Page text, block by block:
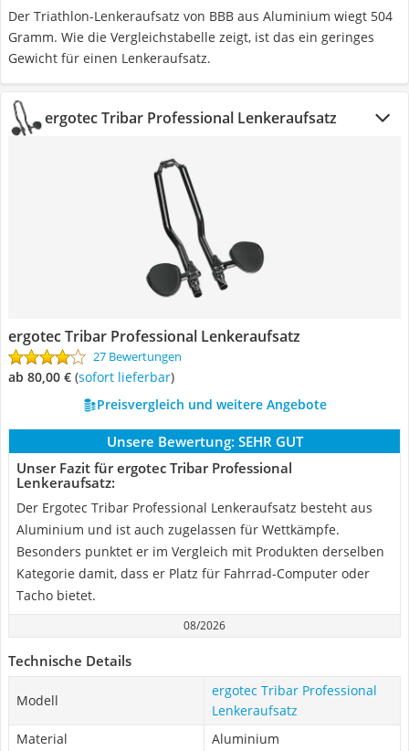
Der Triathlon-Lenkeraufsatz von BBB aus Aluminium wiegt 504
Gramm. Wie die Vergleichstabelle zeigt, ist das ein geringes
Gewicht für einen Lenkeraufsatz.
ergotec Tribar Professional Lenkeraufsatz
ergotec Tribar Professional Lenkeraufsatz
27 Bewertungen
ab 80,00 € ( Sofort lieferbar)
Preisvergleich und weitere Angebote
Unsere Bewertung: SEHR GUT
Unser Fazit für ergotec Tribar Professional
Lenkeraufsatz:
Der Ergotec Tribar Professional Lenkeraufsatz besteht aus
Aluminium und ist auch zugelassen für Wettkämpfe.
Besonders punktet er im Vergleich mit Produkten derselben
Kategorie damit, dass er Platz für Fahrrad-Computer oder
Tacho bietet.
08/2026
Technische Details
Modell
ergotec Tribar Professional
Lenkeraufsatz
Material
Aluminium